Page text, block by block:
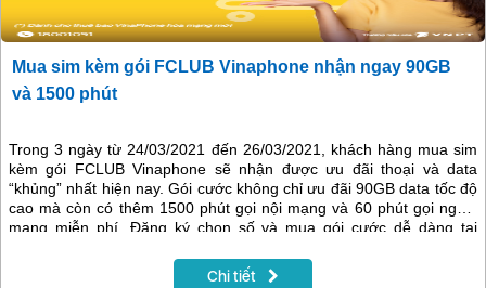
Mua sim kèm gói FCLUB Vinaphone nhận ngay 90GB
và 1500 phút
Trong 3 ngày từ 24/03/2021 đến 26/03/2021, khách hàng mua sim
kèm gói FCLUB Vinaphone sẽ nhận được ưu đãi thoại và data
“khủng” nhất hiện nay. Gói cước không chỉ ưu đãi 90GB data tốc độ
cao mà còn có thêm 1500 phút gọi nội mạng và 60 phút gọi ngoại
mạng miễn phí. Đăng ký chọn số và mua gói cước dễ dàng tại
Chi tiết